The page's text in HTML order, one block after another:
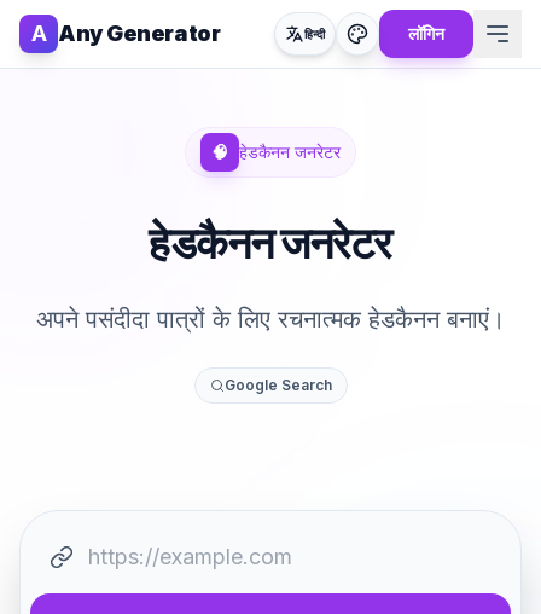
A Any Generator हिन्दी लॉगिन
🧠 हेडकैनन जनरेटर
हेडकैनन जनरेटर
अपने पसंदीदा पात्रों के लिए रचनात्मक हेडकैनन बनाएं।
Google Search